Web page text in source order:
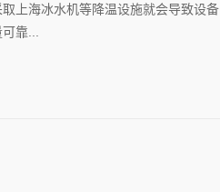
上海冰水机‍等降温设施就会导致设备
靠...